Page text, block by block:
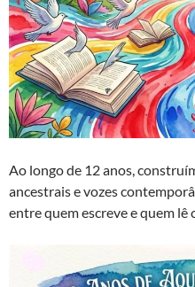
Ao longo de 12 anos,
ancestrais e vozes
entre quem escreve e quem lê